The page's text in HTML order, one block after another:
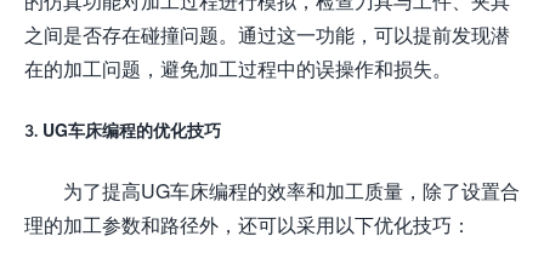
之间是否存在碰撞问题。通过这一功能，可以提前发现潜
在的加工问题，避免加工过程中的误操作和损失。
3. UG车床编程的优化技巧
为了提高UG车床编程的效率和加工质量，除了设置合
理的加工参数和路径外，还可以采用以下优化技巧：